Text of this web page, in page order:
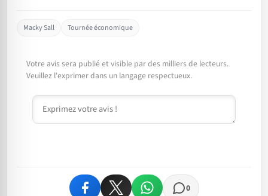
Macky Sall Tournée économique
Votre avis sera publié et visible par des milliers de lecteurs.
Veuillez l'exprimer dans un langage respectueux.
Commentaire
0